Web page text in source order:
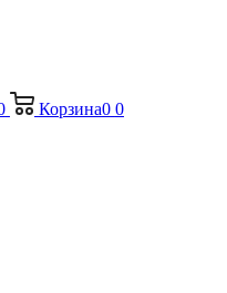
Корзина0 0